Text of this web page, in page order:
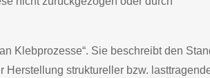
Klebprozesse“. Sie beschreibt den
Herstellung struktureller bzw.